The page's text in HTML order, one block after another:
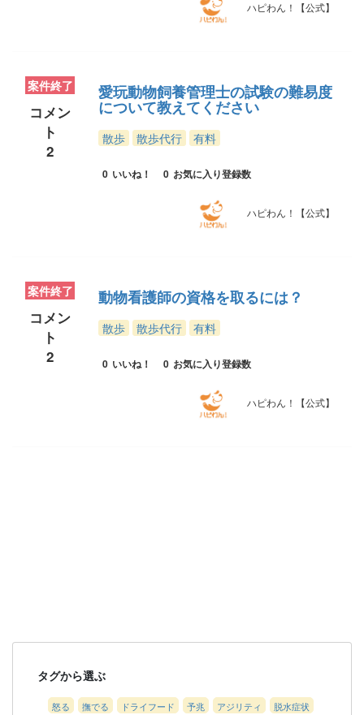
ハピわん！【公式】
案件終了
コメン
ト
2
愛玩動物飼養管理士の試験の難易度
について教えてください
散歩 散歩代行 有料
0 いいね！ 0 お気に入り登録数
ハピわん！【公式】
案件終了
コメン
ト
2
動物看護師の資格を取るには？
散歩 散歩代行 有料
0 いいね！ 0 お気に入り登録数
ハピわん！【公式】
タグから選ぶ
怒る 撫でる ドライフード 予兆 アジリティ
脱水症状